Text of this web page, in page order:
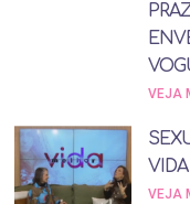
VEJA
VEJA